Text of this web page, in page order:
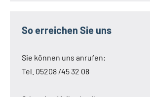
So erreichen Sie uns
Sie können uns anrufen:
Tel. 05208 /45 32 08